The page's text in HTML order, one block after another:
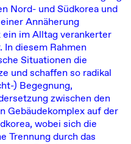
Nord- und Südkorea und
Annäherung
ein im Alltag verankerter
In diesem Rahmen
Situationen die
und schaffen so radikal
) Begegnung,
zwischen den
Gebäudekomplex auf der
wobei sich die
Trennung durch das